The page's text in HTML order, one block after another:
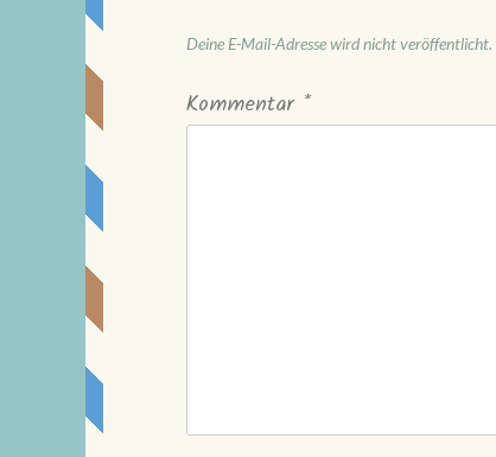
Deine E-Mail-Adresse wird nicht veröffentlicht.
Kommentar *